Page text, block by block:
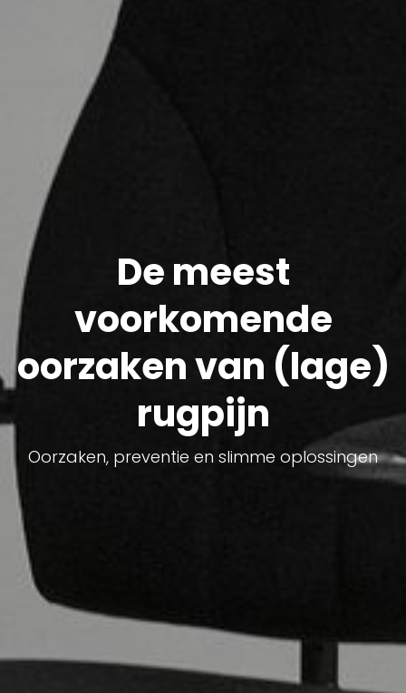
De meest
voorkomende
oorzaken van (lage)
rugpijn
Oorzaken, preventie en slimme oplossingen